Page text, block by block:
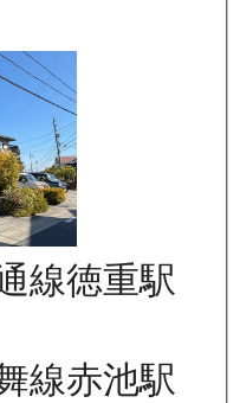
線徳重駅
線赤池駅